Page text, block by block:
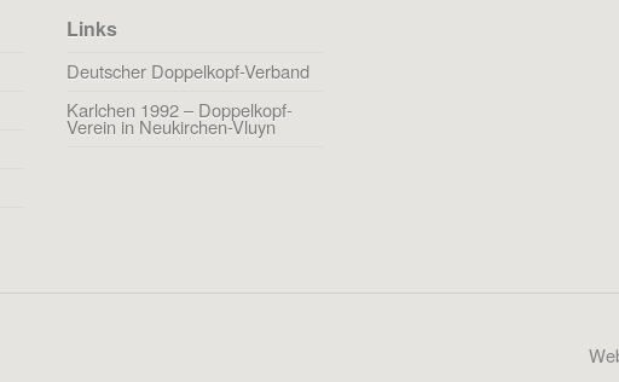
Links
Deutscher Doppelkopf-Verband
Karlchen 1992 – Doppelkopf-
Verein in Neukirchen-Vluyn